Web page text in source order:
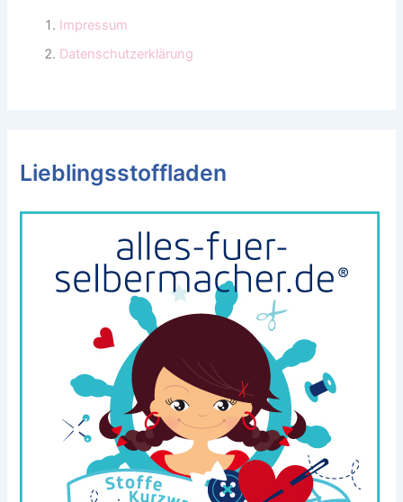
Impressum
Datenschutzerklärung
Lieblingsstoffladen